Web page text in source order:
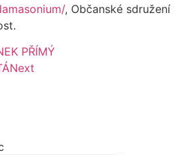
, Občanské sdružení
PŘÍMÝ
Next